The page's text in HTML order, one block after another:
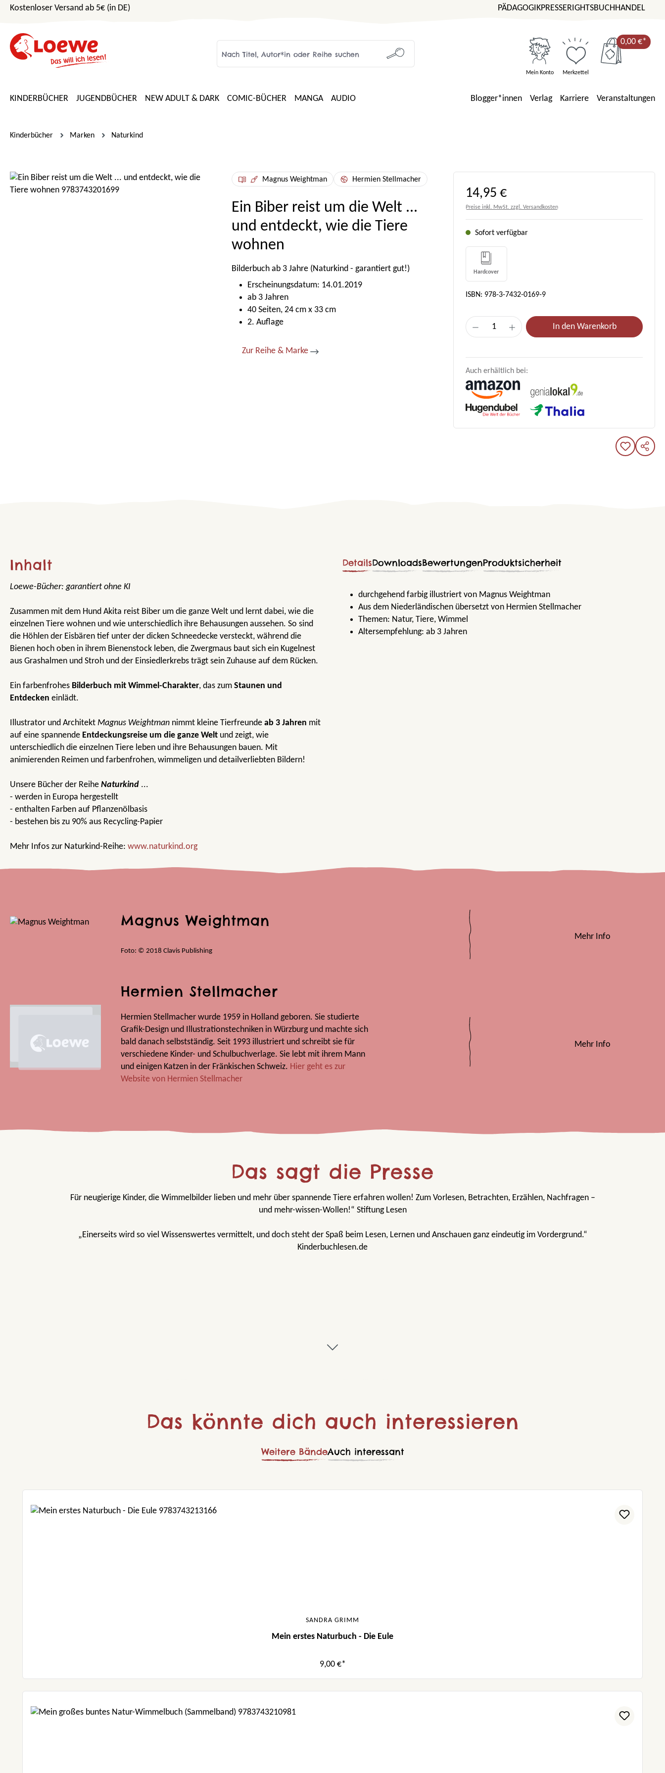
Hauptinhalt springen
Zur Suche springen
Zur Hauptnavigation springen
Kostenloser Versand ab 5€ (in DE) PÄDAGOGIKPRESSERIGHTSBUCHHANDEL
Mein Konto Merkzettel
0,00 €*
KINDERBÜCHER JUGENDBÜCHER NEW ADULT & DARK COMIC-BÜCHER MANGA AUDIO Blogger*innen Verlag Karriere Veranstaltungen
Kinderbücher Marken Naturkind
Bildergalerie überspringen Magnus Weightman Hermien Stellmacher
Ein Biber reist um die Welt ...
und entdeckt, wie die Tiere
wohnen
Bilderbuch ab 3 Jahre (Naturkind - garantiert gut!)
Erscheinungsdatum: 14.01.2019
ab 3 Jahren
40 Seiten, 24 cm x 33 cm
2. Auflage
Zur Reihe & Marke
Regulärer Preis:
14,95 €
Preise inkl. MwSt. zzgl. Versandkosten
Sofort verfügbar
Hardcover
ISBN: 978-3-7432-0169-9
Produkt Anzahl: Gib den gewünschten
In den Warenkorb
Auch erhältlich bei:
Inhalt
Loewe-Bücher: garantiert ohne KI
Zusammen mit dem Hund Akita reist Biber um die ganze Welt und lernt dabei, wie die
einzelnen Tiere wohnen und wie unterschiedlich ihre Behausungen aussehen. So sind
die Höhlen der Eisbären tief unter der dicken Schneedecke versteckt, während die
Bienen hoch oben in ihrem Bienenstock leben, die Zwergmaus baut sich ein Kugelnest
aus Grashalmen und Stroh und der Einsiedlerkrebs trägt sein Zuhause auf dem Rücken.
Ein farbenfrohes Bilderbuch mit Wimmel-Charakter, das zum Staunen und
Entdecken einlädt.
Illustrator und Architekt Magnus Weightman nimmt kleine Tierfreunde ab 3 Jahren mit
auf eine spannende Entdeckungsreise um die ganze Welt und zeigt, wie
unterschiedlich die einzelnen Tiere leben und ihre Behausungen bauen. Mit
animierenden Reimen und farbenfrohen, wimmeligen und detailverliebten Bildern!
Unsere Bücher der Reihe Naturkind ...
- werden in Europa hergestellt
- enthalten Farben auf Pflanzenölbasis
- bestehen bis zu 90% aus Recycling-Papier
Mehr Infos zur Naturkind-Reihe: www.naturkind.org
DetailsDownloadsBewertungenProduktsicherheit
durchgehend farbig illustriert von Magnus Weightman
Aus dem Niederländischen übersetzt von Hermien Stellmacher
Themen: Natur, Tiere, Wimmel
Altersempfehlung: ab 3 Jahren
Magnus Weightman
Foto: © 2018 Clavis Publishing
Mehr Info
Hermien Stellmacher
Hermien Stellmacher wurde 1959 in Holland geboren. Sie studierte
Grafik-Design und Illustrationstechniken in Würzburg und machte sich
bald danach selbstständig. Seit 1993 illustriert und schreibt sie für
verschiedene Kinder- und Schulbuchverlage. Sie lebt mit ihrem Mann
und einigen Katzen in der Fränkischen Schweiz. Hier geht es zur
Website von Hermien Stellmacher
Mehr Info
Das sagt die Presse
Für neugierige Kinder, die Wimmelbilder lieben und mehr über spannende Tiere erfahren wollen! Zum Vorlesen, Betrachten, Erzählen, Nachfragen –
und mehr-wissen-Wollen!“ Stiftung Lesen
„Einerseits wird so viel Wissenswertes vermittelt, und doch steht der Spaß beim Lesen, Lernen und Anschauen ganz eindeutig im Vordergrund.“
Kinderbuchlesen.de
Das könnte dich auch interessieren
Weitere BändeAuch interessant
SANDRA GRIMM
Mein erstes Naturbuch - Die Eule
9,00 €*